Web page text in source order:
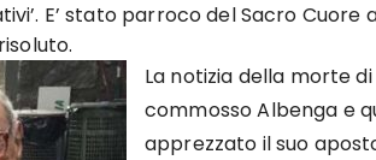
E’ stato parroco del Sacro
La notizia della morte
commosso Albenga e
apprezzato il suo